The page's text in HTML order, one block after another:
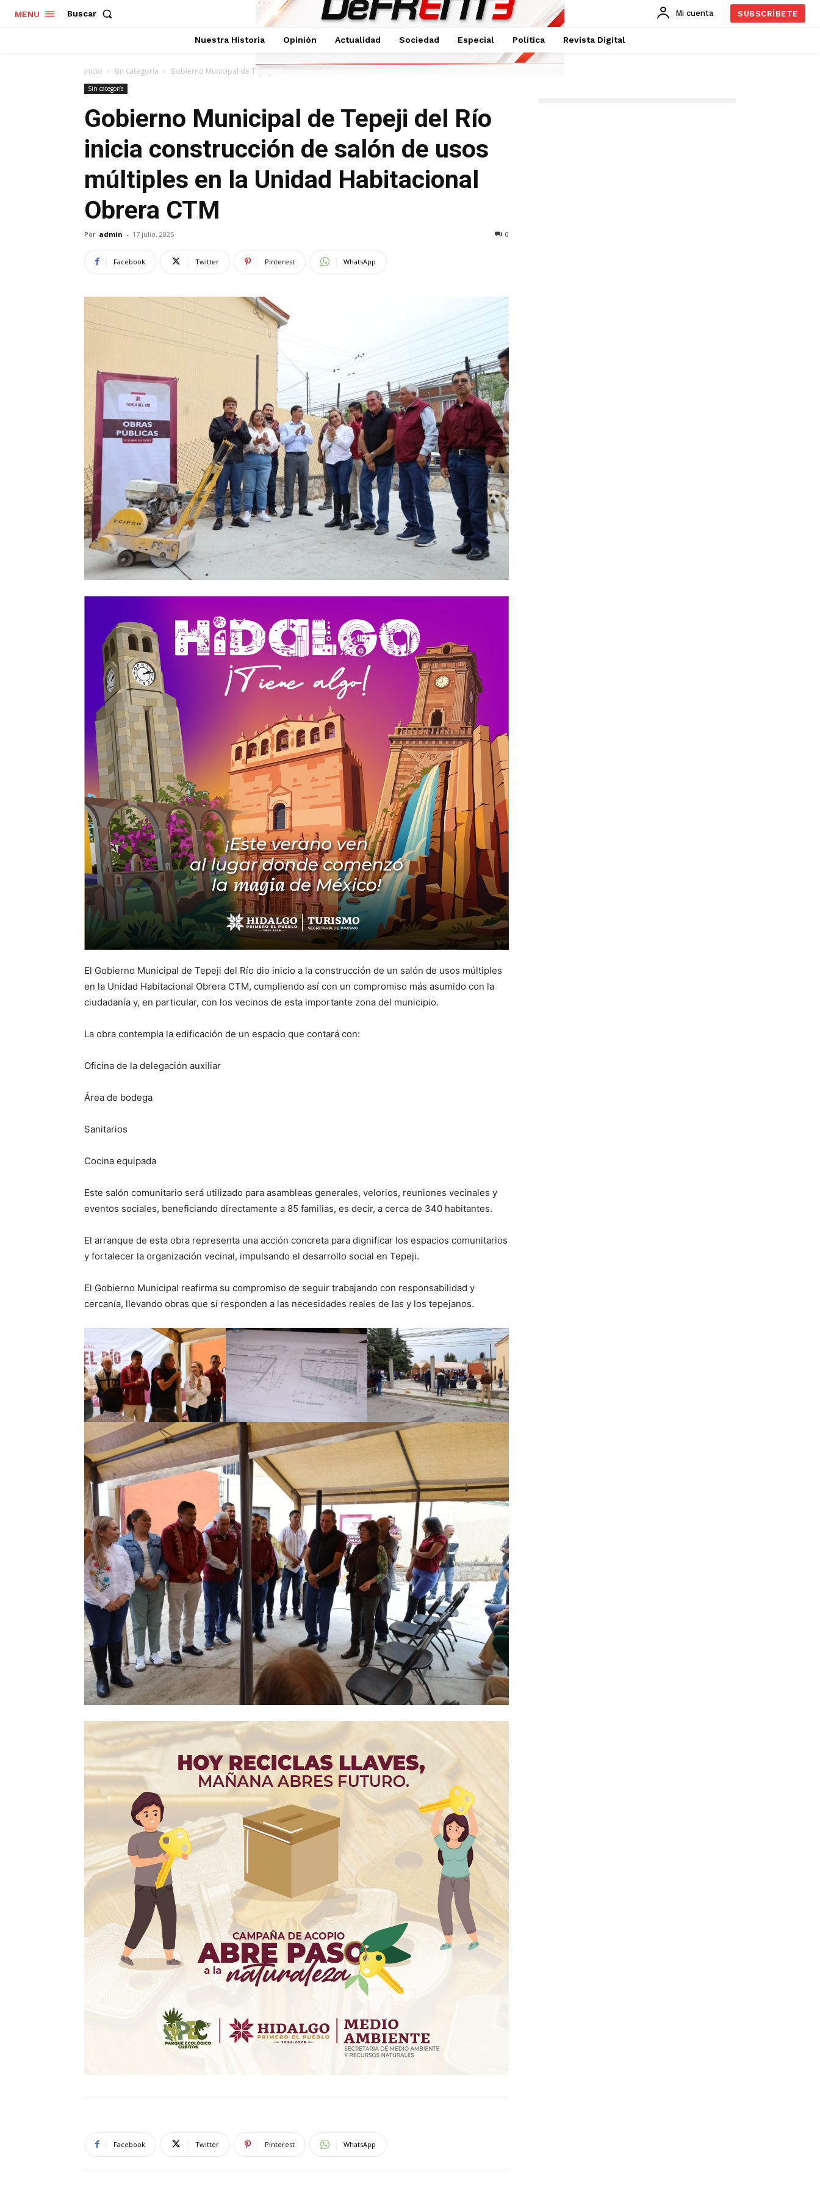
MENU Buscar Mi cuenta SUBSCRÍBETE
Nuestra Historia Opinión Actualidad Sociedad Especial Política Revista Digital
Inicio Sin categoría Gobierno Municipal de Tepeji del Río inicia construcción de salón de usos...
Sin categoría
Gobierno Municipal de Tepeji del Río
inicia construcción de salón de usos
múltiples en la Unidad Habitacional
Obrera CTM
Por admin - 17 julio, 2025 0
Facebook Twitter Pinterest WhatsApp
El Gobierno Municipal de Tepeji del Río dio inicio a la construcción de un salón de usos múltiples
en la Unidad Habitacional Obrera CTM, cumpliendo así con un compromiso más asumido con la
ciudadanía y, en particular, con los vecinos de esta importante zona del municipio.
La obra contempla la edificación de un espacio que contará con:
Oficina de la delegación auxiliar
Área de bodega
Sanitarios
Cocina equipada
Este salón comunitario será utilizado para asambleas generales, velorios, reuniones vecinales y
eventos sociales, beneficiando directamente a 85 familias, es decir, a cerca de 340 habitantes.
El arranque de esta obra representa una acción concreta para dignificar los espacios comunitarios
y fortalecer la organización vecinal, impulsando el desarrollo social en Tepeji.
El Gobierno Municipal reafirma su compromiso de seguir trabajando con responsabilidad y
cercanía, llevando obras que sí responden a las necesidades reales de las y los tepejanos.
Facebook Twitter Pinterest WhatsApp